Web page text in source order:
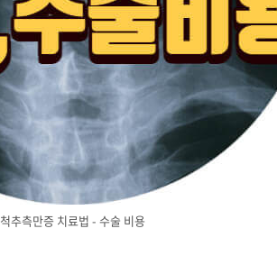
척추측만증 치료법 - 수술 비용